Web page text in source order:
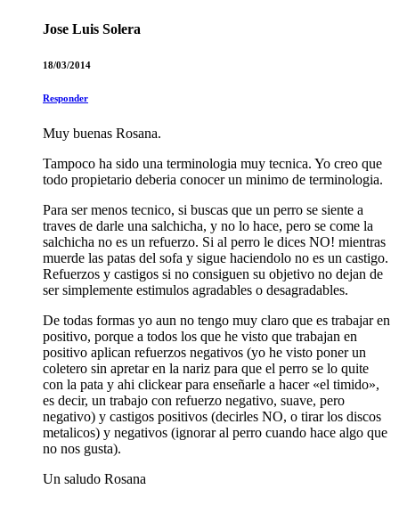
Jose Luis Solera
18/03/2014
Responder
Muy buenas Rosana.
Tampoco ha sido una terminologia muy tecnica. Yo creo que
todo propietario deberia conocer un minimo de terminologia.
Para ser menos tecnico, si buscas que un perro se siente a
traves de darle una salchicha, y no lo hace, pero se come la
salchicha no es un refuerzo. Si al perro le dices NO! mientras
muerde las patas del sofa y sigue haciendolo no es un castigo.
Refuerzos y castigos si no consiguen su objetivo no dejan de
ser simplemente estimulos agradables o desagradables.
De todas formas yo aun no tengo muy claro que es trabajar en
positivo, porque a todos los que he visto que trabajan en
positivo aplican refuerzos negativos (yo he visto poner un
coletero sin apretar en la nariz para que el perro se lo quite
con la pata y ahi clickear para enseñarle a hacer «el timido»,
es decir, un trabajo con refuerzo negativo, suave, pero
negativo) y castigos positivos (decirles NO, o tirar los discos
metalicos) y negativos (ignorar al perro cuando hace algo que
no nos gusta).
Un saludo Rosana